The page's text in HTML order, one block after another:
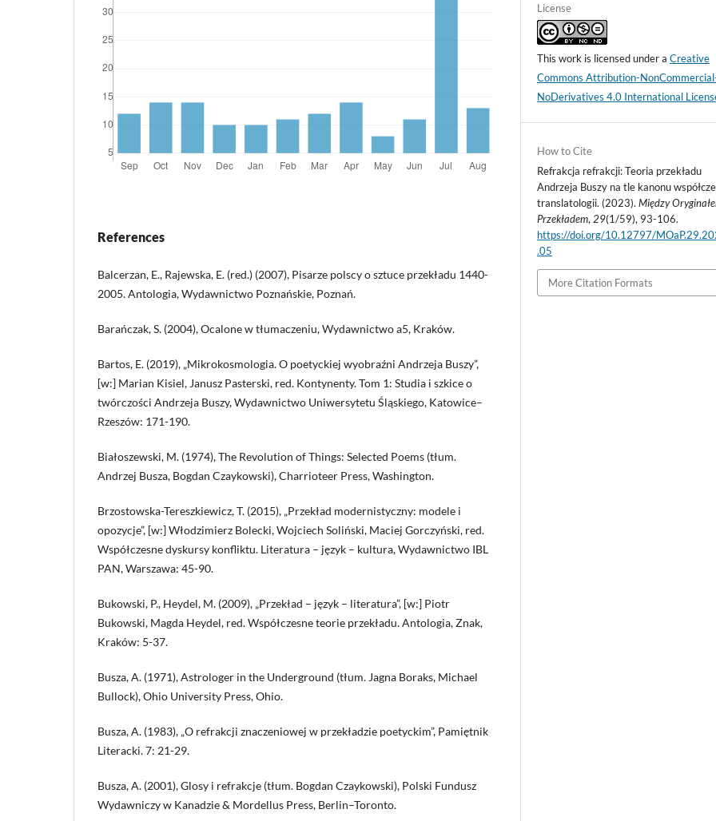
References
Balcerzan, E., Rajewska, E. (red.) (2007), Pisarze polscy o sztuce przekładu 1440-
2005. Antologia, Wydawnictwo Poznańskie, Poznań.
Barańczak, S. (2004), Ocalone w tłumaczeniu, Wydawnictwo a5, Kraków.
Bartos, E. (2019), „Mikrokosmologia. O poetyckiej wyobraźni Andrzeja Buszy”,
[w:] Marian Kisiel, Janusz Pasterski, red. Kontynenty. Tom 1: Studia i szkice o
twórczości Andrzeja Buszy, Wydawnictwo Uniwersytetu Śląskiego, Katowice–
Rzeszów: 171-190.
Białoszewski, M. (1974), The Revolution of Things: Selected Poems (tłum.
Andrzej Busza, Bogdan Czaykowski), Charrioteer Press, Washington.
Brzostowska-Tereszkiewicz, T. (2015), „Przekład modernistyczny: modele i
opozycje”, [w:] Włodzimierz Bolecki, Wojciech Soliński, Maciej Gorczyński, red.
Współczesne dyskursy konfliktu. Literatura – język – kultura, Wydawnictwo IBL
PAN, Warszawa: 45-90.
Bukowski, P., Heydel, M. (2009), „Przekład – język – literatura”, [w:] Piotr
Bukowski, Magda Heydel, red. Współczesne teorie przekładu. Antologia, Znak,
Kraków: 5-37.
Busza, A. (1971), Astrologer in the Underground (tłum. Jagna Boraks, Michael
Bullock), Ohio University Press, Ohio.
Busza, A. (1983), „O refrakcji znaczeniowej w przekładzie poetyckim”, Pamiętnik
Literacki. 7: 21-29.
Busza, A. (2001), Glosy i refrakcje (tłum. Bogdan Czaykowski), Polski Fundusz
Wydawniczy w Kanadzie & Mordellus Press, Berlin–Toronto.
License
This work is licensed under aCreative
Commons Attribution-
NoDerivatives 4.0 International
How to Cite
Refrakcja refrakcji: Teoria przekładu
Andrzeja Buszy na tle kanonu
translatologii. (2023).Między
Przekładem, 29(1/59), 93-106.
https://doi.org/10.12797/
.05
More Citation Formats